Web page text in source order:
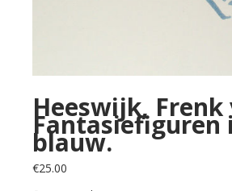
Heeswijk, Frenk
Fantasiefiguren
blauw.
€25.00